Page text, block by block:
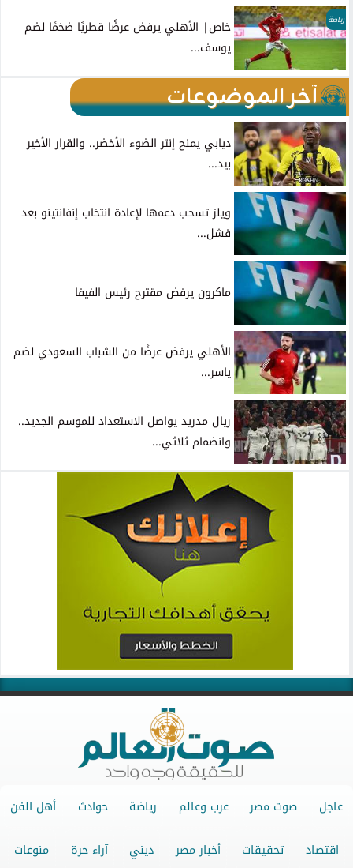
رياضة
خاص| الأهلي يرفض عرضًا قطريًا ضخمًا لضم
يوسف...
آخر الموضوعات
ديابي يمنح إنتر الضوء الأخضر.. والقرار الأخير
بيد...
ويلز تسحب دعمها لإعادة انتخاب إنفانتينو بعد
فشل...
ماكرون يرفض مقترح رئيس الفيفا
الأهلي يرفض عرضًا من الشباب السعودي لضم
ياسر...
ريال مدريد يواصل الاستعداد للموسم الجديد..
وانضمام ثلاثي...
عاجل صوت مصر عرب وعالم رياضة حوادث أهل الفن
اقتصاد تحقيقات أخبار مصر ديني آراء حرة منوعات